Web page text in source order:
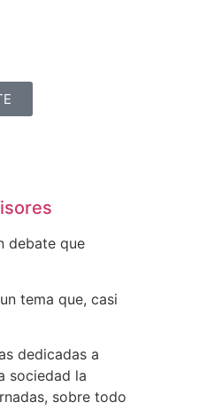
debate que
tema que, casi
dedicadas a
sociedad la
sobre todo